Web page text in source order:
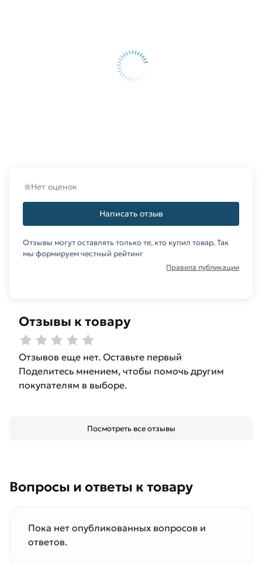
действительны в Москве и
области. Наши профессиональные менеджеры
обязательно).
Отзывы к товару
Отзывов еще нет. Оставьте первый
Поделитесь мнением, чтобы помочь другим
покупателям в выборе.
Посмотреть все отзывы
Нет оценок
Написать отзыв
Отзывы могут оставлять только те, кто купил товар. Так
мы формируем честный рейтинг
Правила публикации
Вопросы и ответы к товару
Пока нет опубликованных вопросов и
ответов.